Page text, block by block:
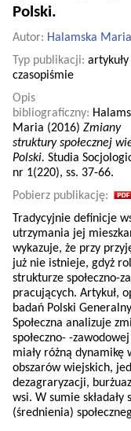
Polski.
Autor: Halamska Maria
Typ publikacji:
czasopiśmie
Opis
bibliograficzny:
Maria (2016) Zmiany
struktury społecznej
Polski. Studia
nr 1(220), ss. 37-66.
Pobierz publikację:
Tradycyjnie definicje
utrzymania jej
wykazuje, że przy
już nie istnieje, gdyż
strukturze społeczno-
pracujących. Artykuł,
badań Polski
Społeczna analizuje
społeczno- -
miały różną dynamikę
obszarów wiejskich,
dezagraryzacji,
wsi. W sumie
(średnienia)